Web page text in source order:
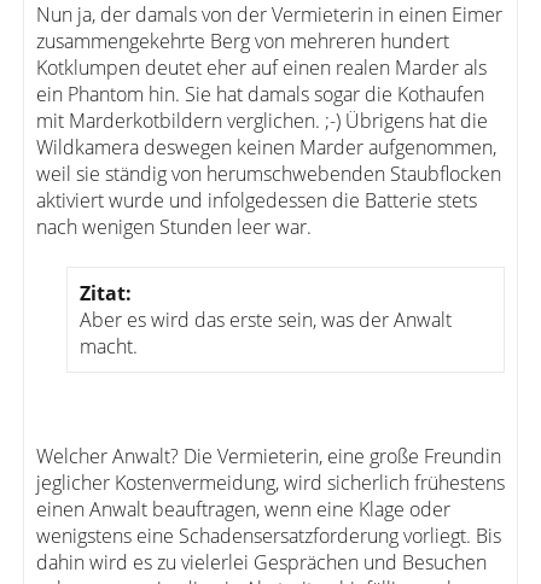
Nun ja, der damals von der Vermieterin in einen Eimer
zusammengekehrte Berg von mehreren hundert
Kotklumpen deutet eher auf einen realen Marder als
ein Phantom hin. Sie hat damals sogar die Kothaufen
mit Marderkotbildern verglichen. ;-) Übrigens hat die
Wildkamera deswegen keinen Marder aufgenommen,
weil sie ständig von herumschwebenden Staubflocken
aktiviert wurde und infolgedessen die Batterie stets
nach wenigen Stunden leer war.
Zitat:
Aber es wird das erste sein, was der Anwalt
macht.
Welcher Anwalt? Die Vermieterin, eine große Freundin
jeglicher Kostenvermeidung, wird sicherlich frühestens
einen Anwalt beauftragen, wenn eine Klage oder
wenigstens eine Schadensersatzforderung vorliegt. Bis
dahin wird es zu vielerlei Gesprächen und Besuchen